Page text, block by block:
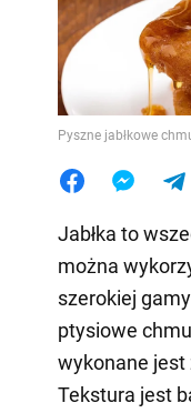
Pyszne jabłkowe
Jabłka to
można
szerokiej
ptysiowe
wykonane jest
Tekstura jest